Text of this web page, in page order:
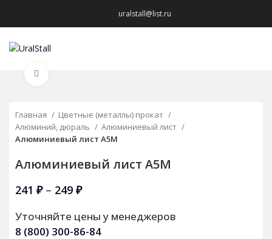
uralstall@list.ru
Главная
Цветные (металлы) прокат
Алюминий, дюраль
Алюминиевый лист
Алюминиевый лист А5М
Алюминиевый лист А5М
241 ₽ – 249 ₽
Уточняйте цены у менеджеров
8 (800) 300-86-84